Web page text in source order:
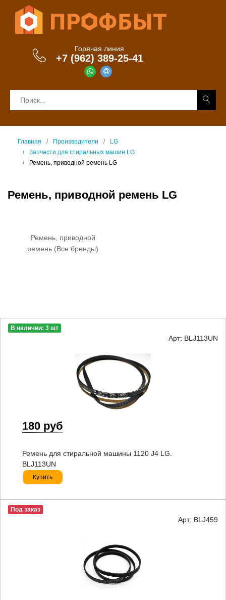
Горячая линия
+7 (962) 389-25-41
Главная Производители
LG
Запчасти для стиральных машин LG
Ремень, приводной ремень LG
Ремень, приводной ремень LG
Ремень, приводной
ремень (Все бренды)
В наличии: 3 шт
Арт: BLJ113UN
180 руб
Ремень для стиральной машины 1120 J4 LG.
BLJ113UN
Купить
Под заказ
Арт: BLJ459